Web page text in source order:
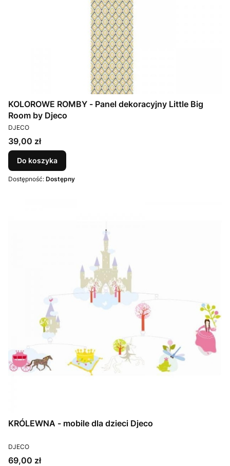
KOLOROWE ROMBY - Panel dekoracyjny Little Big
Room by Djeco
PRODUCENT
DJECO
Cena
39,00 zł
Do koszyka
Dostępność: Dostępny
KRÓLEWNA - mobile dla dzieci Djeco
PRODUCENT
DJECO
Cena
69,00 zł